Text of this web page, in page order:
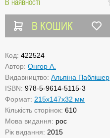
В КОШИК
Код: 422524
Автор: Онгор А.
Видавництво: Альпіна Паблішер
ISBN: 978-5-9614-5115-3
Формат: 215x147x32 мм
Кількість сторінок: 610
Мова видання: рос
Рік видання: 2015